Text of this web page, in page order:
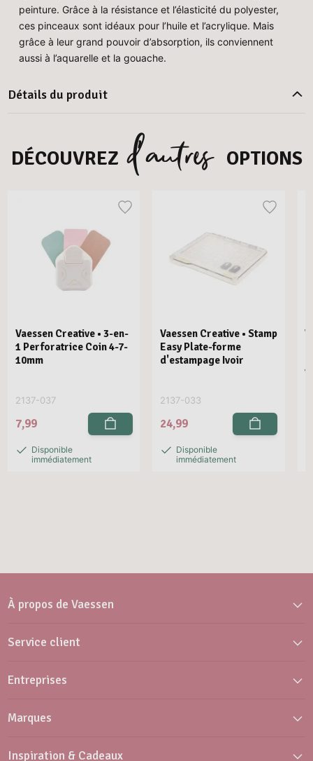
peinture. Grâce à la résistance et l’élasticité du polyester,
ces pinceaux sont idéaux pour l’huile et l’acrylique. Mais
grâce à leur grand pouvoir d’absorption, ils conviennent
aussi à l’aquarelle et la gouache.
Détails du produit
DÉCOUVREZ d’autres OPTIONS
Vaessen Creative • 3-en-
1 Perforatrice Coin 4-7-
10mm
2137-037
7,99
Disponible
immédiatement
Vaessen Creative • Stamp
Easy Plate-forme
d'estampage Ivoir
2137-033
24,99
Disponible
immédiatement
À propos de Vaessen
Service client
Entreprises
Marques
Inspiration & Cadeaux